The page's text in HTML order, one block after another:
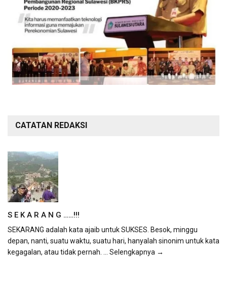
CATATAN REDAKSI
S E K A R A N G ……!!!
SEKARANG adalah kata ajaib untuk SUKSES. Besok, minggu
depan, nanti, suatu waktu, suatu hari, hanyalah sinonim untuk kata
kegagalan, atau tidak pernah. ... Selengkapnya →